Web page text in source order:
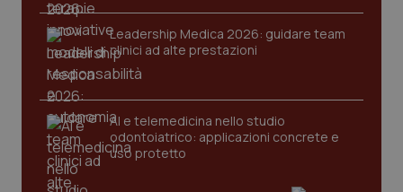
Leadership Medica 2026: guidare team
clinici ad alte prestazioni
AI e telemedicina nello studio
odontoiatrico: applicazioni concrete e
uso protetto
CookieScriptConsent
CookieScript
www.quotidianosanita.it